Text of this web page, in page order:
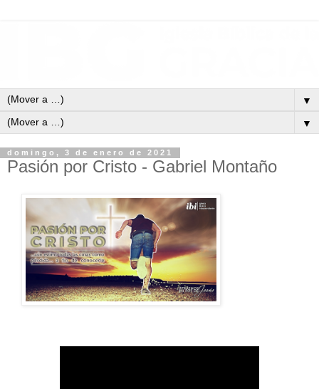
▼
▼
domingo, 3 de enero de 2021
Pasión por Cristo - Gabriel Montaño